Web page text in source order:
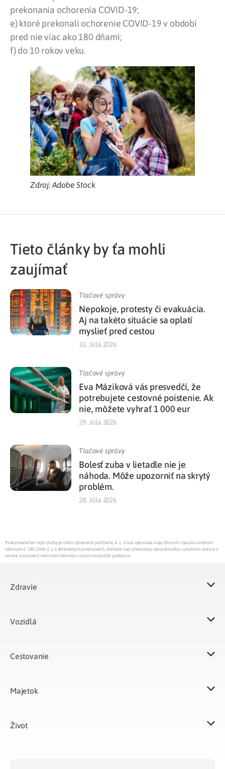
prekonania ochorenia COVID-19;
e) ktoré prekonali ochorenie COVID-19 v období
pred nie viac ako 180 dňami;
f) do 10 rokov veku.
Zdroj: Adobe Stock
Tieto články by ťa mohli
zaujímať
Tlačové správy
Nepokoje, protesty či evakuácia.
Aj na takéto situácie sa oplatí
myslieť pred cestou
31. Júla 2026
Tlačové správy
Eva Máziková vás presvedčí, že
potrebujete cestovné poistenie. Ak
nie, môžete vyhrať 1 000 eur
29. Júla 2026
Tlačové správy
Bolesť zuba v lietadle nie je
náhoda. Môže upozorniť na skrytý
problém.
28. Júla 2026
Poskytovateľom tejto služby je Union zdravotná poisťovňa, a. s., ktorá vykonáva svoju činnosť v rozsahu určenom
zákonom č. 581/2004 Z.z. o zdravotných poisťovniach, dohľade nad zdravotnou starostlivosťou v platnom znení a o
zmene a doplnení niektorých zákonov v znení neskorších predpisov.
Zdravie
Vozidlá​
Cestovanie
Majetok​
Život​